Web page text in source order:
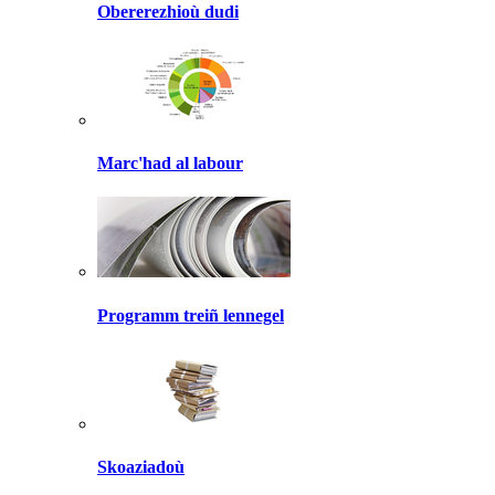
Obererezhioù dudi
Marc'had al labour
Programm treiñ lennegel
Skoaziadoù